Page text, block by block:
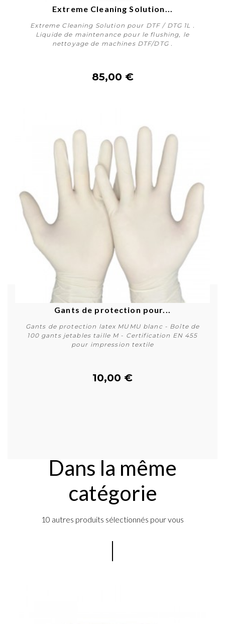
Extreme Cleaning Solution...
Extreme Cleaning Solution pour DTF / DTG 1L .
Liquide de maintenance pour le flushing, le
nettoyage de machines DTF/DTG .
85,00 €
Gants de protection pour...
Gants de protection latex MUMU blanc - Boîte de
100 gants jetables taille M - Certification EN 455
pour impression textile
10,00 €
Dans la même
catégorie
10 autres produits sélectionnés pour vous